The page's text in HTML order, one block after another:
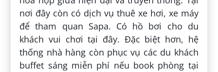
nơi đây còn có dịch vụ thuê xe hơi, xe máy
để tham quan Sapa. Có hồ bơi cho du
khách vui chơi tại đây. Đặc biệt hơn, hệ
thống nhà hàng còn phục vụ các du khách
buffet sáng miễn phí nếu book phòng tại